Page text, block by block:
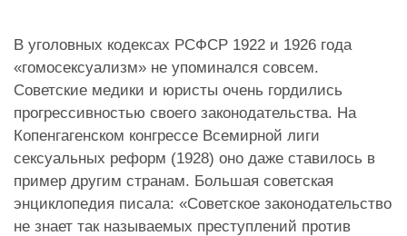
В уголовных кодексах РСФСР 1922 и 1926 года
«гомосексуализм» не упоминался совсем.
Советские медики и юристы очень гордились
прогрессивностью своего законодательства. На
Копенгагенском конгрессе Всемирной лиги
сексуальных реформ (1928) оно даже ставилось в
пример другим странам. Большая советская
энциклопедия писала: «Советское законодательство
не знает так называемых преступлений против